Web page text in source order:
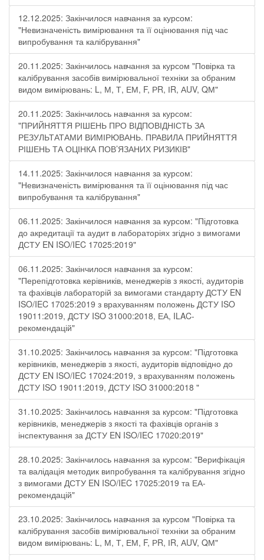
12.12.2025: Закінчилося навчання за курсом:
"Невизначеність вимірювання та її оцінювання під час
випробування та калібрування"
20.11.2025: Закінчилось навчання за курсом "Повірка та
калібрування засобів вимірювальної техніки за обраним
видом вимірювань: L, М, Т, ЕМ, F, РR, ІR, АUV, QМ"
20.11.2025: Закінчилось навчання за курсом:
"ПРИЙНЯТТЯ РІШЕНЬ ПРО ВІДПОВІДНІСТЬ ЗА
РЕЗУЛЬТАТАМИ ВИМІРЮВАНЬ. ПРАВИЛА ПРИЙНЯТТЯ
РІШЕНЬ ТА ОЦІНКА ПОВ’ЯЗАНИХ РИЗИКІВ"
14.11.2025: Закінчилося навчання за курсом:
"Невизначеність вимірювання та її оцінювання під час
випробування та калібрування"
06.11.2025: Закінчилося навчання за курсом: "Підготовка
до акредитації та аудит в лабораторіях згідно з вимогами
ДСТУ EN ISO/IEC 17025:2019"
06.11.2025: Закінчилося навчання за курсом:
"Перепідготовка керівників, менеджерів з якості, аудиторів
та фахівців лабораторій за вимогами стандарту ДСТУ EN
ISO/IEC 17025:2019 з врахуванням положень ДСТУ ISO
19011:2019, ДСТУ ISO 31000:2018, ЕА, ILAC-
рекомендацій"
31.10.2025: Закінчилось навчання за курсом: "Підготовка
керівників, менеджерів з якості, аудиторів відповідно до
ДСТУ EN ISO/IEC 17024:2019, з врахуванням положень
ДСТУ ISO 19011:2019, ДСТУ ISO 31000:2018 "
31.10.2025: Закінчилось навчання за курсом: "Підготовка
керівників, менеджерів з якості та фахівців органів з
інспектування за ДСТУ EN ISO/IEC 17020:2019"
28.10.2025: Закінчилось навчання за курсом: "Верифікація
та валідація методик випробування та калібрування згідно
з вимогами ДСТУ EN ISO/IEC 17025:2019 та ЕА-
рекомендацій"
23.10.2025: Закінчилось навчання за курсом "Повірка та
калібрування засобів вимірювальної техніки за обраним
видом вимірювань: L, М, Т, ЕМ, F, РR, ІR, АUV, QМ"